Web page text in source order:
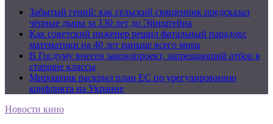
Забытый гений: как сельский священник предсказал
чёрные дыры за 130 лет до Эйнштейна
Как советский инженер решил фатальный парадокс
математики на 40 лет раньше всего мира
В Госдуму внесен законопроект, запрещающий отбор в
старшие классы
Мирошник раскрыл план ЕС по урегулированию
конфликта на Украине
Новости кино